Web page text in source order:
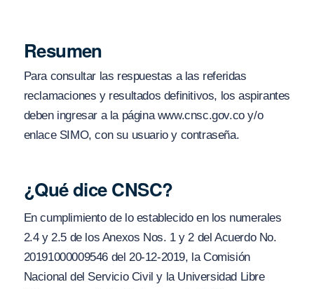
Resumen
Para consultar las respuestas a las referidas
reclamaciones y resultados definitivos, los aspirantes
deben ingresar a la página www.cnsc.gov.co y/o
enlace SIMO, con su usuario y contraseña.
¿Qué dice CNSC?
En cumplimiento de lo establecido en los numerales
2.4 y 2.5 de los Anexos Nos. 1 y 2 del Acuerdo No.
20191000009546 del 20-12-2019, la Comisión
Nacional del Servicio Civil y la Universidad Libre